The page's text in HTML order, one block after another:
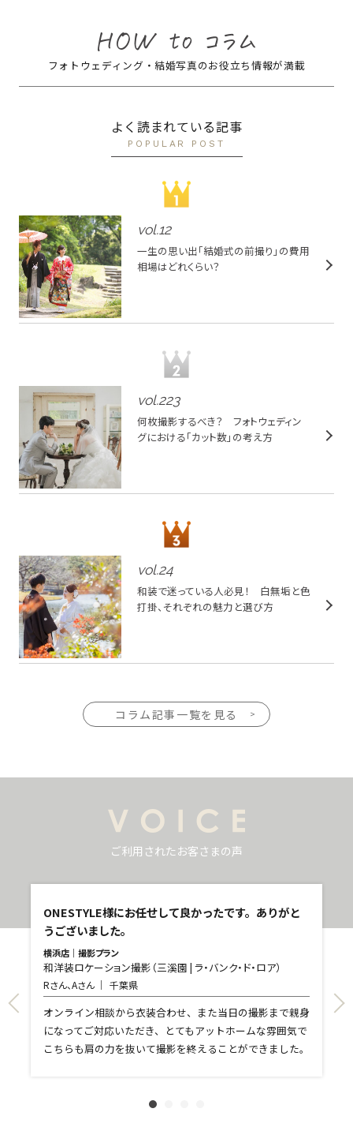
フォトウェディング・結婚写真のお役立ち情報が満載
よく読まれている記事
POPULAR POST
vol.12
一生の思い出「結婚式の前撮り」の費用
相場はどれくらい？
vol.223
何枚撮影するべき？ フォトウェディン
グにおける「カット数」の考え方
vol.24
和装で迷っている人必見！ 白無垢と色
打掛、それぞれの魅力と選び方
コラム記事一覧を見る
ご利用されたお客さまの声
ONESTYLE様にお任せして良かったです。ありがと
うございました。
横浜店｜撮影プラン
和洋装ロケーション撮影（三溪園 | ラ・バンク・ド・ロア）
Rさん、Aさん 千葉県
オンライン相談から衣装合わせ、また当日の撮影まで親身
になってご対応いただき、とてもアットホームな雰囲気で
こちらも肩の力を抜いて撮影を終えることができました。
T